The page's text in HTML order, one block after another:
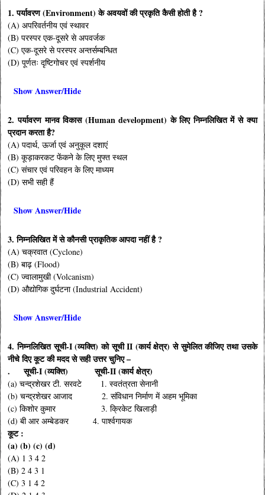
1. पर्यावरण (Environment) के अवयवों की प्रकृति कैसी होती है ?
(A) अपरिवर्तनीय एवं स्थावर
(B) परस्पर एक-दूसरे से अपवर्जक
(C) एक-दूसरे से परस्पर अन्तर्सम्बन्धित
(D) पूर्णतः दृष्टिगोचर एवं स्पर्शनीय
Show Answer/Hide
2. पर्यावरण मानव विकास (Human development) के लिए निम्नलिखित में से क्या
प्रदान करता है?
(A) पदार्थ, ऊर्जा एवं अनुकूल दशाएं
(B) कूड़ाकरकट फेंकने के लिए मुफ्त स्थल
(C) संचार एवं परिवहन के लिए माध्यम
(D) सभी सही हैं
Show Answer/Hide
3. निम्नलिखित में से कौनसी प्राकृतिक आपदा नहीं है ?
(A) चक्रवात (Cyclone)
(B) बाढ़ (Flood)
(C) ज्वालामुखी (Volcanism)
(D) औद्योगिक दुर्घटना (Industrial Accident)
Show Answer/Hide
4. निम्नलिखित सूची-I (व्यक्ति) को सूची II (कार्य क्षेत्र) से सुमेलित कीजिए तथा उसके
नीचे दिए कूट की मदद से सही उत्तर चुनिए –
. सूची-I (व्यक्ति) सूची-II (कार्य क्षेत्र)
(a) चन्द्रशेखर टी. सरवटे 1. स्वतंत्रता सेनानी
(b) चन्द्रशेखर आजाद 2. संविधान निर्माण में अहम भूमिका
(c) किशोर कुमार 3. क्रिकेट खिलाड़ी
(d) बी आर अम्बेडकर 4. पार्श्वगायक
कूट :
(a) (b) (c) (d)
(A) 1 3 4 2
(B) 2 4 3 1
(C) 3 1 4 2